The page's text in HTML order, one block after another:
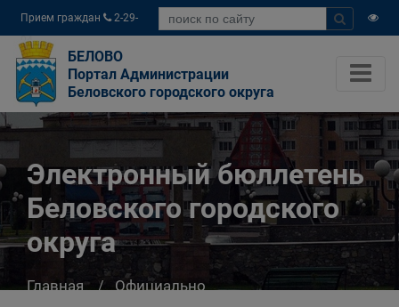
Прием граждан
2-29-
04
БЕЛОВО
Портал Администрации
Беловского городского округа
Электронный бюллетень
Беловского городского
округа
Главная
Официально